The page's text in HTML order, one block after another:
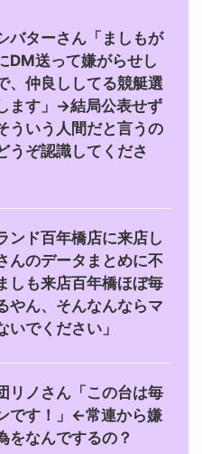
バターさん「ましもが
DM送って嫌がらせし
、仲良ししてる競艇選
ます」→結局公表せず
ういう人間だと言うの
うぞ認識してくださ
ンド百年橋店に来店し
んのデータまとめに不
しも来店百年橋ほぼ毎
やん、そんなんならマ
いでください」
リノさん「この台は毎
です！」←常連から嫌
をなんでするの？